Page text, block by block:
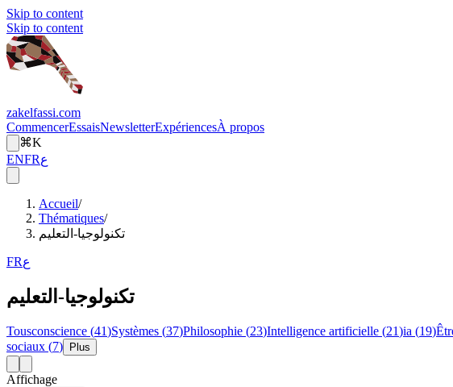
Skip to content
Skip to content
zakelfassi.com
CommencerEssaisNewsletterExpériencesÀ propos
⌘K
ENFRع
Accueil/
Thématiques/
تكنولوجيا-التعليم
FRع
تكنولوجيا-التعليم
Tousconscience (41)Systèmes (37)Philosophie (23)Intelligence artificielle (21)ia (19)
sociaux (7) Plus
Affichage